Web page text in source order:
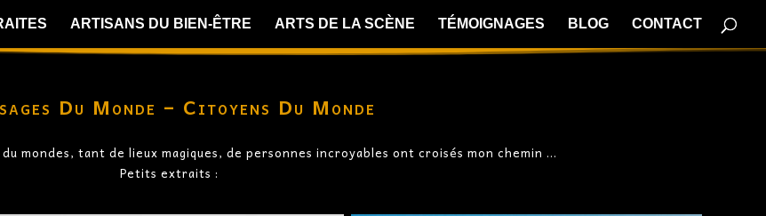
ARTISANS DU BIEN-ÊTRE ARTS DE LA SCÈNE TÉMOIGNAGES BLOG CONTACT
Du Monde – Citoyens Du Monde
mondes, tant de lieux magiques, de personnes incroyables ont croisés mon chemin …
Petits extraits :